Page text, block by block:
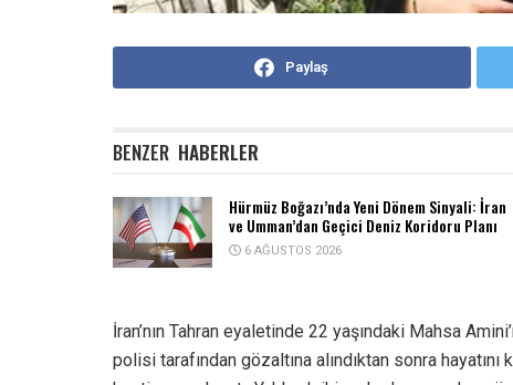
Paylaş
BENZER HABERLER
Hürmüz Boğazı’nda Yeni Dönem Sinyali: İran
ve Umman’dan Geçici Deniz Koridoru Planı
6 AĞUSTOS 2026
İran’nın Tahran eyaletinde 22 yaşındaki Mahsa
polisi tarafından gözaltına alındıktan sonra